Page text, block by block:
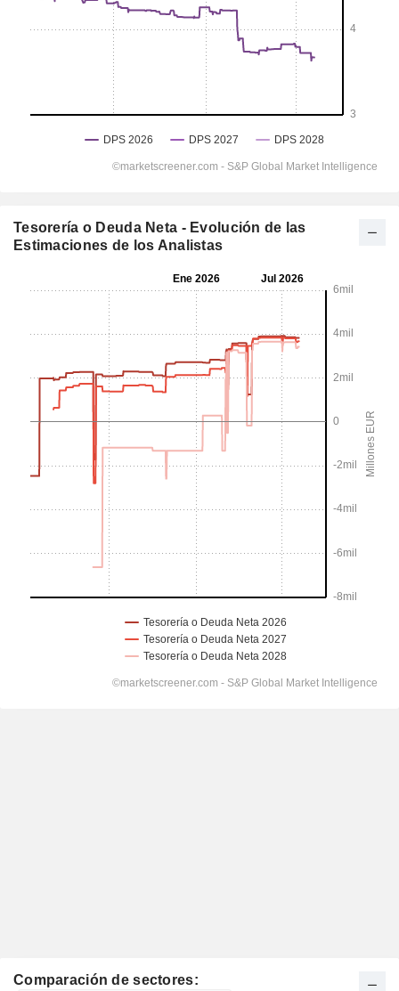
Tesorería o Deuda Neta - Evolución de las
Estimaciones de los Analistas
Comparación de sectores: